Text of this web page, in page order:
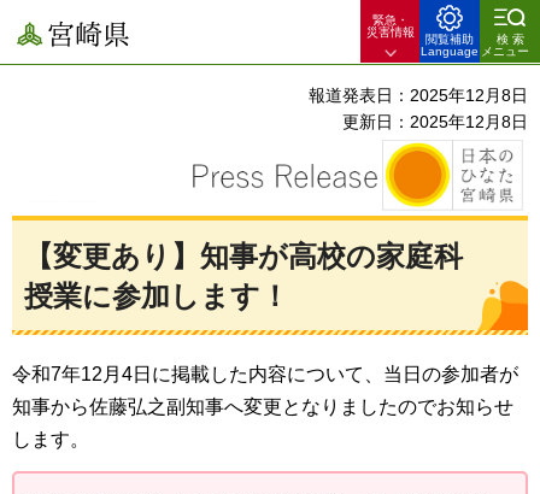
宮崎県
緊急・
災害情報
閲覧補助
Language
検索
メニュー
報道発表日：2025年12月8日
更新日：2025年12月8日
【変更あり】知事が高校の家庭科
授業に参加します！
令和7年12月4日に掲載した内容について、当日の参加者が
知事から佐藤弘之副知事へ変更となりましたのでお知らせ
します。